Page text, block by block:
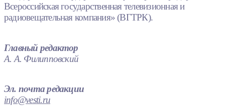
Всероссийская государственная телевизионная и
радиовещательная компания» (ВГТРК).
Главный редактор
А. А. Филипповский
Эл. почта редакции
info@vesti.ru